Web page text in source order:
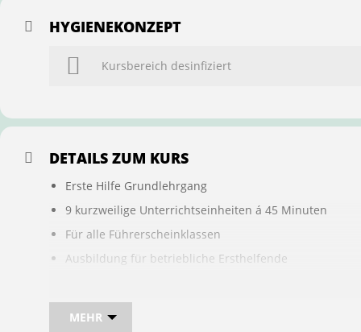
HYGIENEKONZEPT
Kursbereich desinfiziert
DETAILS ZUM KURS
Erste Hilfe Grundlehrgang
9 kurzweilige Unterrichtseinheiten á 45 Minuten
Für alle Führerscheinklassen
Ausbildung für betriebliche Ersthelfende
Bei sam kannst du direkt im Kurs auch gleich, den für
MEHR